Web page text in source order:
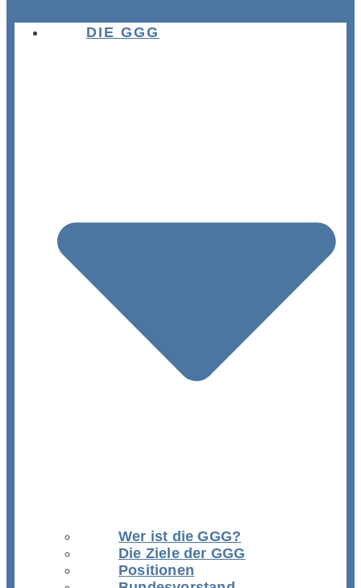
DIE GGG
Wer ist die GGG?
Die Ziele der GGG
Positionen